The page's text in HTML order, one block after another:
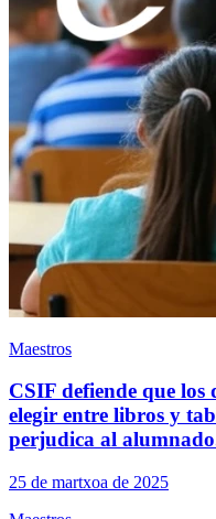
Maestros
CSIF defiende que
elegir entre libros y
perjudica al
25 de martxoa de 2025